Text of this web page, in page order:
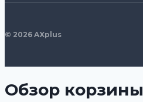
© 2026 AXplus
Обзор корзины